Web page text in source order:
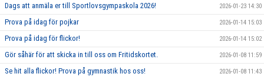
Dags att anmäla er till Sportlovsgympaskola 2026! 2026-01-23 14:30
Prova på idag för pojkar 2026-01-14 15:03
Prova på idag för flickor! 2026-01-14 15:02
Gör såhär för att skicka in till oss om Fritidskortet. 2026-01-08 11:59
Se hit alla flickor! Prova på gymnastik hos oss! 2026-01-08 11:43